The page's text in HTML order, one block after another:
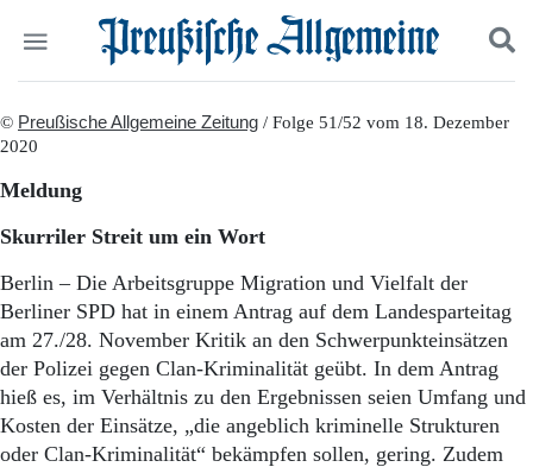
Politik
Gesellschaft
Geschichte
Ostpreußen
Pommern
Berlin-Brandenburg
Schlesien
Danzig und Westpreußen
Bücher
Suchen und finden
© Preußische Allgemeine Zeitung / Folge 51/52 vom 18. Dezember
2020
Meldung
Skurriler Streit um ein Wort
Berlin – Die Arbeitsgruppe Migration und Vielfalt der
Berliner SPD hat in einem Antrag auf dem Landesparteitag
am 27./28. November Kritik an den Schwerpunkteinsätzen
der Polizei gegen Clan-Kriminalität geübt. In dem Antrag
hieß es, im Verhältnis zu den Ergebnissen seien Umfang und
Kosten der Einsätze, „die angeblich kriminelle Strukturen
oder Clan-Kriminalität“ bekämpfen sollen, gering. Zudem